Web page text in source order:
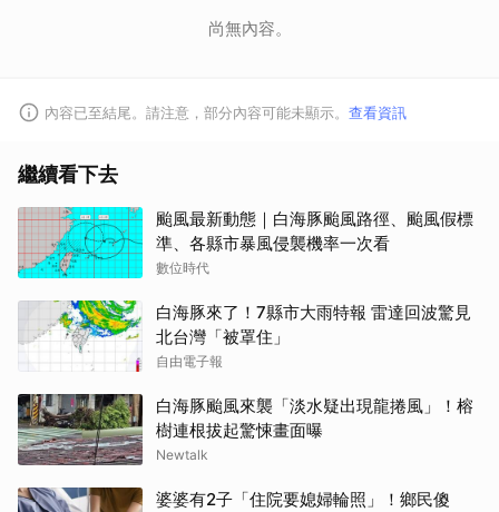
尚無內容。
內容已至結尾。請注意，部分內容可能未顯示。 查看資訊
繼續看下去
颱風最新動態｜白海豚颱風路徑、颱風假標
準、各縣市暴風侵襲機率一次看
數位時代
白海豚來了！7縣市大雨特報 雷達回波驚見
北台灣「被罩住」
自由電子報
白海豚颱風來襲「淡水疑出現龍捲風」！榕
樹連根拔起驚悚畫面曝
Newtalk
婆婆有2子「住院要媳婦輪照」！鄉民傻